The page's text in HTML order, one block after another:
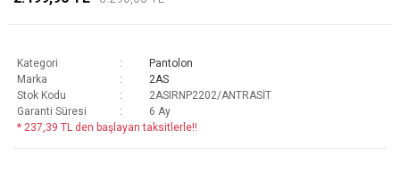
Kategori
Pantolon
Marka
2AS
Stok Kodu
2ASIRNP2202/ANTRASİT
Garanti Süresi
6 Ay
* 237,39 TL den başlayan taksitlerle!!